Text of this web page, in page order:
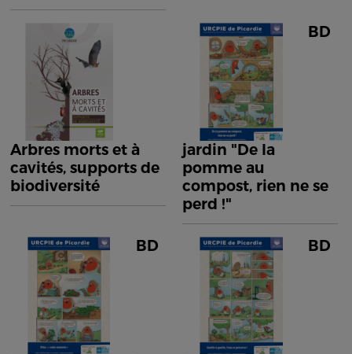
Arbres morts et à
cavités, supports de
biodiversité
BD
jardin "De la
pomme au
compost, rien ne se
perd !"
BD BD